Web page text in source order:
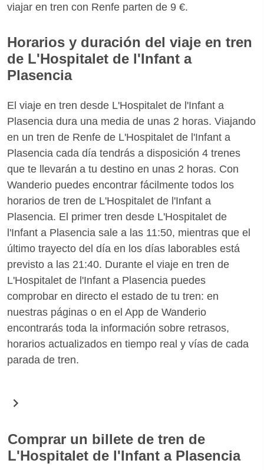
viajar en tren con Renfe parten de 9 €.
Horarios y duración del viaje en tren
de L'Hospitalet de l'Infant a
Plasencia
El viaje en tren desde L'Hospitalet de l'Infant a
Plasencia dura una media de unas 2 horas. Viajando
en un tren de Renfe de L'Hospitalet de l'Infant a
Plasencia cada día tendrás a disposición 4 trenes
que te llevarán a tu destino en unas 2 horas. Con
Wanderio puedes encontrar fácilmente todos los
horarios de tren de L'Hospitalet de l'Infant a
Plasencia. El primer tren desde L'Hospitalet de
l'Infant a Plasencia sale a las 11:50, mientras que el
último trayecto del día en los días laborables está
previsto a las 21:40. Durante el viaje en tren de
L'Hospitalet de l'Infant a Plasencia puedes
comprobar en directo el estado de tu tren: en
nuestras páginas o en el App de Wanderio
encontrarás toda la información sobre retrasos,
horarios actualizados en tiempo real y vías de cada
parada de tren.
Comprar un billete de tren de
L'Hospitalet de l'Infant a Plasencia